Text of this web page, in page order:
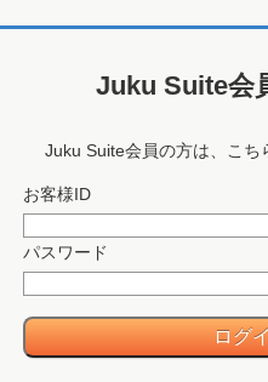
Juku Suite会
Juku Suite会員の方は、こち
お客様ID
パスワード